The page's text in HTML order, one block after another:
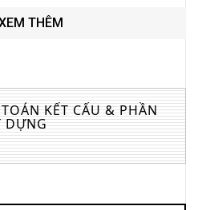
THÊM
KẾT CẤU & PHẦN
DỰNG